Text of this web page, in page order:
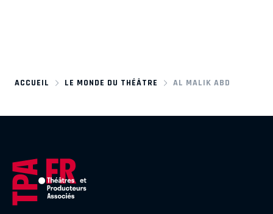
ACCUEIL LE MONDE DU THÉÂTRE AL MALIK ABD